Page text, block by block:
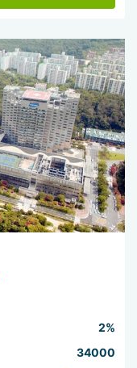
2%
34000